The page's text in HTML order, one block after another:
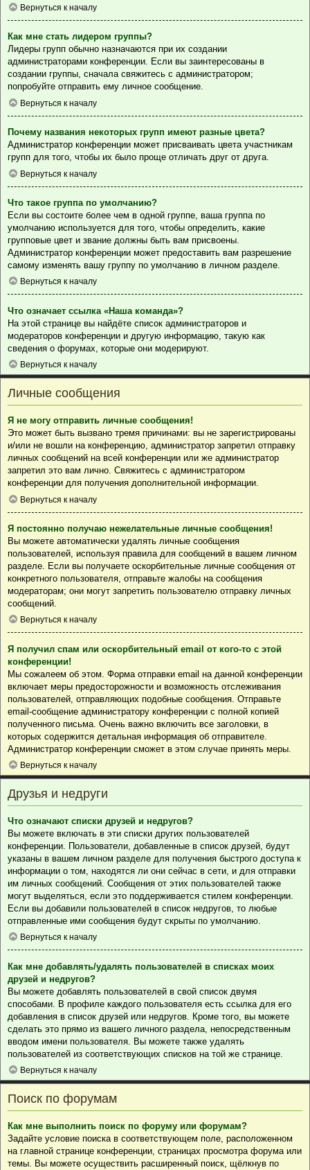
Вернуться к началу
Как мне стать лидером группы?
Лидеры групп обычно назначаются при их создании
администраторами конференции. Если вы заинтересованы в
создании группы, сначала свяжитесь с администратором;
попробуйте отправить ему личное сообщение.
Вернуться к началу
Почему названия некоторых групп имеют разные цвета?
Администратор конференции может присваивать цвета участникам
групп для того, чтобы их было проще отличать друг от друга.
Вернуться к началу
Что такое группа по умолчанию?
Если вы состоите более чем в одной группе, ваша группа по
умолчанию используется для того, чтобы определить, какие
групповые цвет и звание должны быть вам присвоены.
Администратор конференции может предоставить вам разрешение
самому изменять вашу группу по умолчанию в личном разделе.
Вернуться к началу
Что означает ссылка «Наша команда»?
На этой странице вы найдёте список администраторов и
модераторов конференции и другую информацию, такую как
сведения о форумах, которые они модерируют.
Вернуться к началу
Личные сообщения
Я не могу отправить личные сообщения!
Это может быть вызвано тремя причинами: вы не зарегистрированы
и/или не вошли на конференцию, администратор запретил отправку
личных сообщений на всей конференции или же администратор
запретил это вам лично. Свяжитесь с администратором
конференции для получения дополнительной информации.
Вернуться к началу
Я постоянно получаю нежелательные личные сообщения!
Вы можете автоматически удалять личные сообщения
пользователей, используя правила для сообщений в вашем личном
разделе. Если вы получаете оскорбительные личные сообщения от
конкретного пользователя, отправьте жалобы на сообщения
модераторам; они могут запретить пользователю отправку личных
сообщений.
Вернуться к началу
Я получил спам или оскорбительный email от кого-то с этой
конференции!
Мы сожалеем об этом. Форма отправки email на данной конференции
включает меры предосторожности и возможность отслеживания
пользователей, отправляющих подобные сообщения. Отправьте
email-сообщение администратору конференции с полной копией
полученного письма. Очень важно включить все заголовки, в
которых содержится детальная информация об отправителе.
Администратор конференции сможет в этом случае принять меры.
Вернуться к началу
Друзья и недруги
Что означают списки друзей и недругов?
Вы можете включать в эти списки других пользователей
конференции. Пользователи, добавленные в список друзей, будут
указаны в вашем личном разделе для получения быстрого доступа к
информации о том, находятся ли они сейчас в сети, и для отправки
им личных сообщений. Сообщения от этих пользователей также
могут выделяться, если это поддерживается стилем конференции.
Если вы добавили пользователей в список недругов, то любые
отправленные ими сообщения будут скрыты по умолчанию.
Вернуться к началу
Как мне добавлять/удалять пользователей в списках моих
друзей и недругов?
Вы можете добавлять пользователей в свой список двумя
способами. В профиле каждого пользователя есть ссылка для его
добавления в список друзей или недругов. Кроме того, вы можете
сделать это прямо из вашего личного раздела, непосредственным
вводом имени пользователя. Вы можете также удалять
пользователей из соответствующих списков на той же странице.
Вернуться к началу
Поиск по форумам
Как мне выполнить поиск по форуму или форумам?
Задайте условие поиска в соответствующем поле, расположенном
на главной странице конференции, страницах просмотра форума или
темы. Вы можете осуществить расширенный поиск, щёлкнув по